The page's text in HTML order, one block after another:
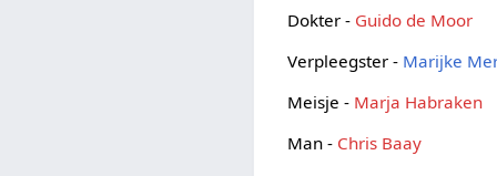
Dokter - Guido de Moor
Verpleegster - Marijke
Meisje - Marja Habraken
Man - Chris Baay